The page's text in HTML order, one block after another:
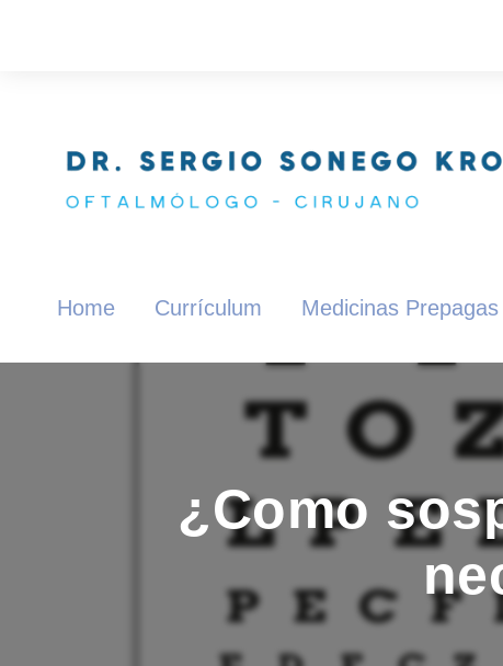
Home Currículum Medicinas Prepagas
¿Como